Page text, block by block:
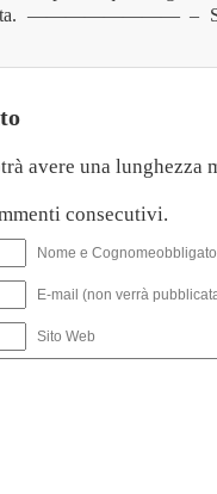
———————— –
avere una lunghezza
consecutivi.
Nome e
E-mail (non verrà
Sito Web